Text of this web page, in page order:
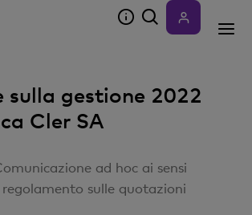
sulla gestione 2022
Cler SA
ad hoc ai sensi
sulle quotazioni